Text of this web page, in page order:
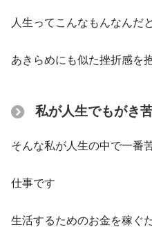
人生ってこんなもんなんだと
あきらめにも似た挫折感を
私が人生でもがき
そんな私が人生の中で一番
仕事です
生活するためのお金を稼ぐ